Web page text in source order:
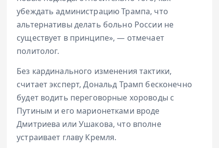
убеждать администрацию Трампа, что
альтернативы делать больно России не
существует в принципе», — отмечает
политолог.
Без кардинального изменения тактики,
считает эксперт, Дональд Трамп бесконечно
будет водить переговорные хороводы с
Путиным и его марионетками вроде
Дмитриева или Ушакова, что вполне
устраивает главу Кремля.